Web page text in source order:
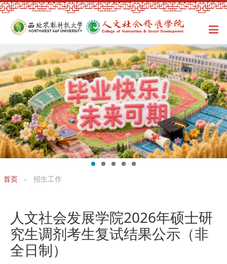
首页 招生工作
人文社会发展学院2026年硕士研
究生调剂考生复试结果公示（非
全日制）